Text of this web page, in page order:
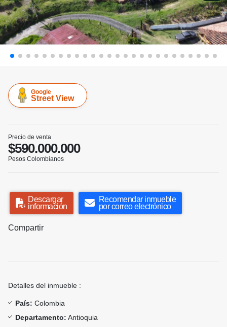
Google
Street View
Precio de venta
$590.000.000
Pesos Colombianos
Descargar
información
Recomendar inmueble
por correo electrónico
Compartir
Detalles del inmueble :
País: Colombia
Departamento: Antioquia